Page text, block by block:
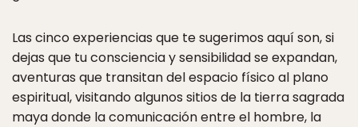
Las cinco experiencias que te sugerimos aquí son, si
dejas que tu consciencia y sensibilidad se expandan,
aventuras que transitan del espacio físico al plano
espiritual, visitando algunos sitios de la tierra sagrada
maya donde la comunicación entre el hombre, la